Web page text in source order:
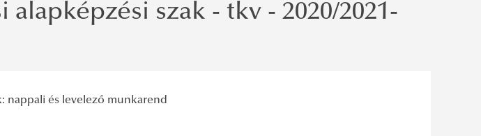
alapképzési szak - tkv - 2020/2021-
nappali és levelező munkarend